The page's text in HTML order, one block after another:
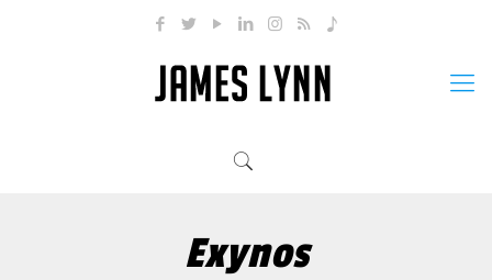
Exynos